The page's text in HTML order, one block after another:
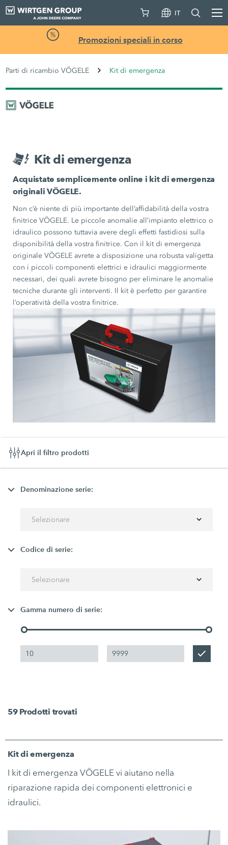
IT
Promozioni speciali in corso
Parti di ricambio VÖGELE Kit di emergenza
Kit di emergenza
Acquistate semplicemente online i kit di emergenza
originali VÖGELE.
Non c’è niente di più importante dell’affidabilità della vostra
finitrice VÖGELE. Le piccole anomalie all’impianto elettrico o
idraulico possono tuttavia avere degli effetti fastidiosi sulla
disponibilità della vostra finitrice. Con il kit di emergenza
originale VÖGELE avrete a disposizione una robusta valigetta
con i piccoli componenti elettrici e idraulici maggiormente
necessari, dei quali avrete bisogno per eliminare le anomalie
tecniche durante gli interventi. Il kit è perfetto per garantire
l’operatività della vostra finitrice.
Apri il filtro prodotti
Denominazione serie:
Selezionare
Codice di serie:
Selezionare
Gamma numero di serie:
59 Prodotti trovati
Kit di emergenza
I kit di emergenza VÖGELE vi aiutano nella
riparazione rapida dei componenti elettronici e
idraulici.